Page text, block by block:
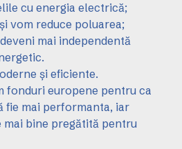
cu energia electrică;
vom reduce poluarea;
mai independentă
și eficiente.
fonduri europene pentru ca
fie mai performanta, iar
mai bine pregătită pentru